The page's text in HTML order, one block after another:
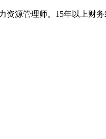
资源管理师。15年以上财